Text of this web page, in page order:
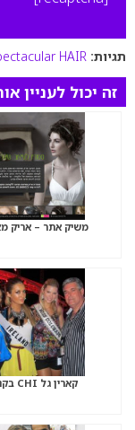
תגיות: HAIR
זה יכול לעניין
משיק אתר – אריק
קארין גל CHI בקנקון